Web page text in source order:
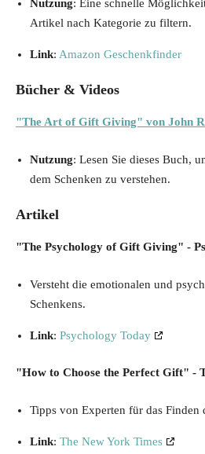
Nutzung: Eine schnelle
Artikel nach Kategorie zu filtern.
Link: Amazon Geschenkfinder
Bücher & Videos
"The Art of Gift Giving" von John
Nutzung: Lesen Sie dieses Buch,
dem Schenken zu verstehen.
Artikel
"The Psychology of Gift Giving" -
Versteht die emotionalen und
Schenkens.
Link: Psychology Today
"How to Choose the Perfect Gift" -
Tipps von Experten für das Finden
Link: The New York Times